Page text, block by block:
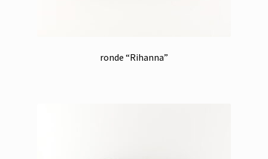
ronde “Rihanna”